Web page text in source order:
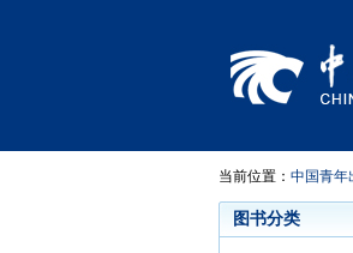
当前位置： 中国青年
图书分类